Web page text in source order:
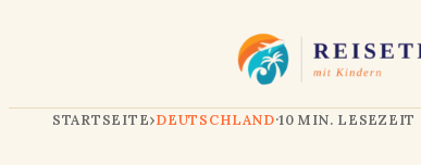
STARTSEITE›DEUTSCHLAND·10 MIN. LESEZEIT